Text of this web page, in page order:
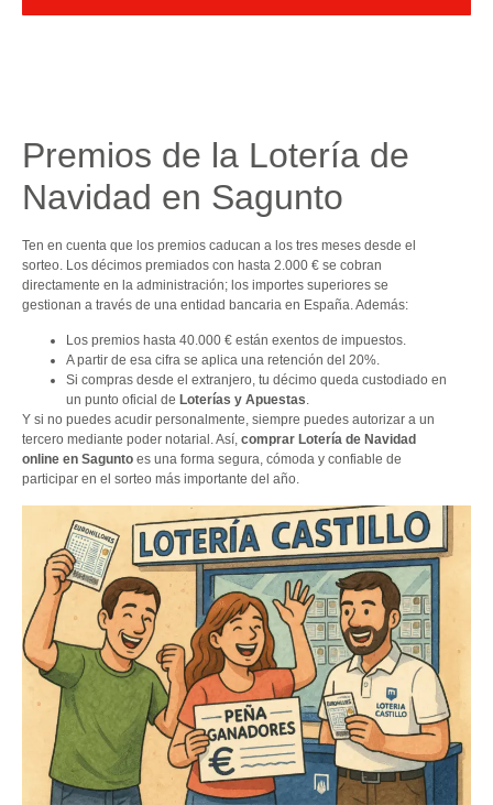
Premios de la Lotería de
Navidad en Sagunto
Ten en cuenta que los premios caducan a los tres meses desde el
sorteo. Los décimos premiados con hasta 2.000 € se cobran
directamente en la administración; los importes superiores se
gestionan a través de una entidad bancaria en España. Además:
Los premios hasta 40.000 € están exentos de impuestos.
A partir de esa cifra se aplica una retención del 20%.
Si compras desde el extranjero, tu décimo queda custodiado en
un punto oficial de Loterías y Apuestas.
Y si no puedes acudir personalmente, siempre puedes autorizar a un
tercero mediante poder notarial. Así, comprar Lotería de Navidad
online en Sagunto es una forma segura, cómoda y confiable de
participar en el sorteo más importante del año.